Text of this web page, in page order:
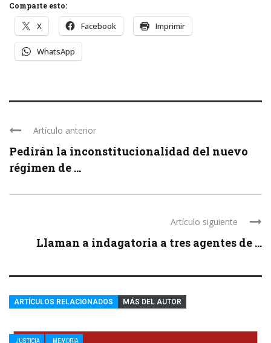
Comparte esto:
X Facebook Imprimir
WhatsApp
Artículo anterior
Pedirán la inconstitucionalidad del nuevo
régimen de ...
Artículo siguiente
Llaman a indagatoria a tres agentes de ...
ARTÍCULOS RELACIONADOS MÁS DEL AUTOR
JUSTICIA MEMORIA